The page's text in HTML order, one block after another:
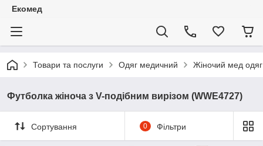
Екомед
Товари та послуги Одяг медичний Жіночий мед одяг
Футболка жіноча з V-подібним вирізом (WWE4727)
Сортування 0 Фільтри